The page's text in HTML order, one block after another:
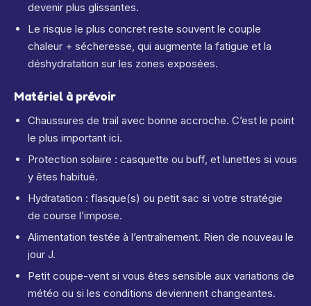
devenir plus glissantes.
Le risque le plus concret reste souvent le couple
chaleur + sécheresse, qui augmente la fatigue et la
déshydratation sur les zones exposées.
Matériel à prévoir
Chaussures de trail avec bonne accroche. C’est le point
le plus important ici.
Protection solaire : casquette ou buff, et lunettes si vous
y êtes habitué.
Hydratation : flasque(s) ou petit sac si votre stratégie
de course l’impose.
Alimentation testée à l’entraînement. Rien de nouveau le
jour J.
Petit coupe-vent si vous êtes sensible aux variations de
météo ou si les conditions deviennent changeantes.